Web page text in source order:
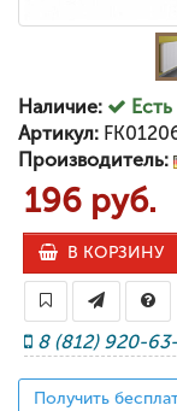
Наличие:
Артикул:
Производитель:
196 руб.
В КОРЗИНУ
8 (812) 920-
Получить